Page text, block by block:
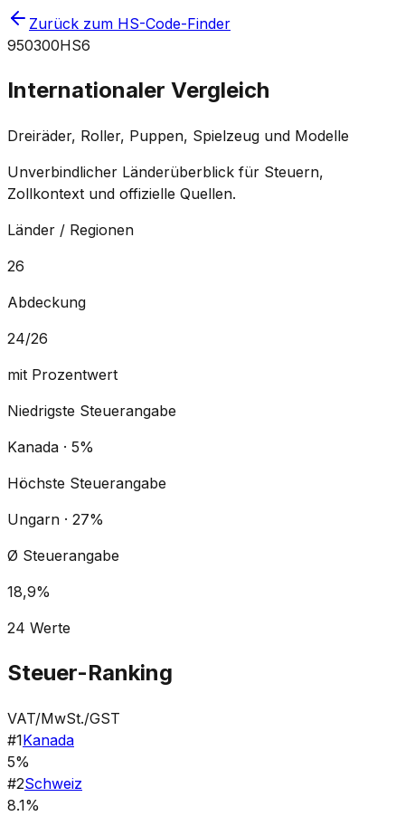
Zurück zum HS-Code-Finder
950300HS6
Internationaler Vergleich
Dreiräder, Roller, Puppen, Spielzeug und Modelle
Unverbindlicher Länderüberblick für Steuern,
Zollkontext und offizielle Quellen.
Länder / Regionen
26
Abdeckung
24/26
mit Prozentwert
Niedrigste Steuerangabe
Kanada · 5%
Höchste Steuerangabe
Ungarn · 27%
Ø Steuerangabe
18,9%
24 Werte
Steuer-Ranking
VAT/MwSt./GST
#1Kanada
5%
#2Schweiz
8.1%